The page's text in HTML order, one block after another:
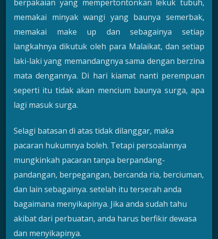
berpakaian yang mempertontonkan lekuk tubuh,
memakai minyak wangi yang baunya semerbak,
memakai make up dan sebagainya setiap
langkahnya dikutuk oleh para Malaikat, dan setiap
laki-laki yang memandangnya sama dengan berzina
mata dengannya. Di hari kiamat nanti perempuan
seperti itu tidak akan mencium baunya surga, apa
lagi masuk surga.
Selagi batasan di atas tidak dilanggar, maka
pacaran hukumnya boleh. Tetapi persoalannya
mungkinkah pacaran tanpa berpandang-
pandangan, berpegangan, bercanda ria, berciuman,
dan lain sebagainya. setelah itu terserah anda
bagaimana menyikapinya. Jika anda sudah tahu
akibat dari perbuatan, anda harus berfikir dewasa
dan menyikapinya.